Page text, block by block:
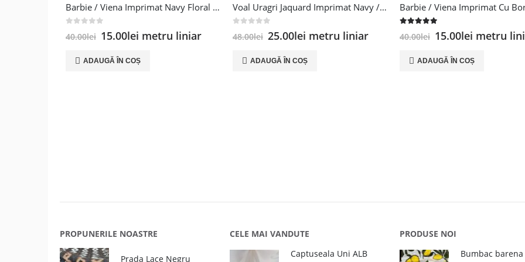
Barbie / Viena Imprimat Navy Floral / Roz
40.00lei Prețul
a
fost:
15.00lei Prețul
este:
15.00lei.
metru liniar
ADAUGĂ ÎN COȘ
Voal Uragri Jaquard Imprimat Navy / Roz
48.00lei Prețul
a
fost:
25.00lei Prețul
este:
25.00lei.
metru liniar
ADAUGĂ ÎN COȘ
40.00lei Prețul
a
fost:
15.00lei Prețul
este:
15.00lei.
metru
ADAUGĂ ÎN COȘ
PROPUNERILE NOASTRE
Prada Lace Negru
CELE MAI VANDUTE
Captuseala Uni ALB
PRODUSE NOI